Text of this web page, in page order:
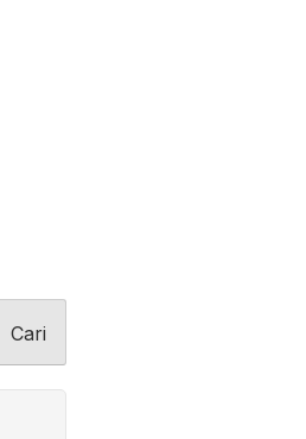
Cari